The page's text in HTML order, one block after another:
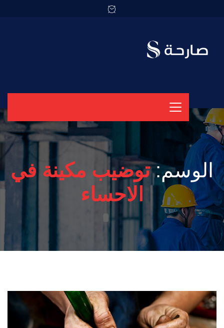
الوسم:توضيب مكينة في
الاحساء